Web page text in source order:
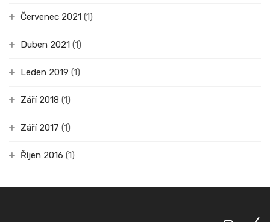
Červenec 2021 (1)
Duben 2021 (1)
Leden 2019 (1)
Září 2018 (1)
Září 2017 (1)
Říjen 2016 (1)